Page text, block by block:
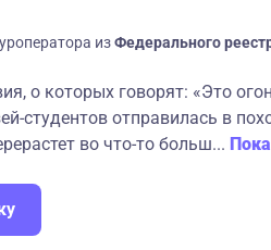
изФедерального
о которых говорят: «Это
студентов отправилась в
во что-то больш...